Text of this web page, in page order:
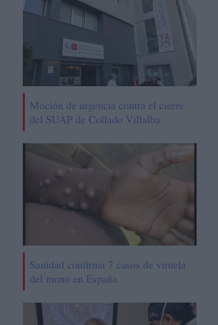
Moción de urgencia contra el cierre
del SUAP de Collado Villalba
Sanidad confirma 7 casos de viruela
del mono en España